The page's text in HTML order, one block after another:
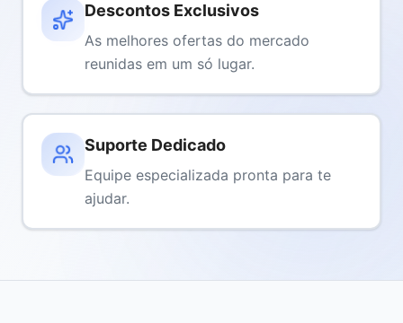
Descontos Exclusivos
As melhores ofertas do mercado
reunidas em um só lugar.
Suporte Dedicado
Equipe especializada pronta para te
ajudar.